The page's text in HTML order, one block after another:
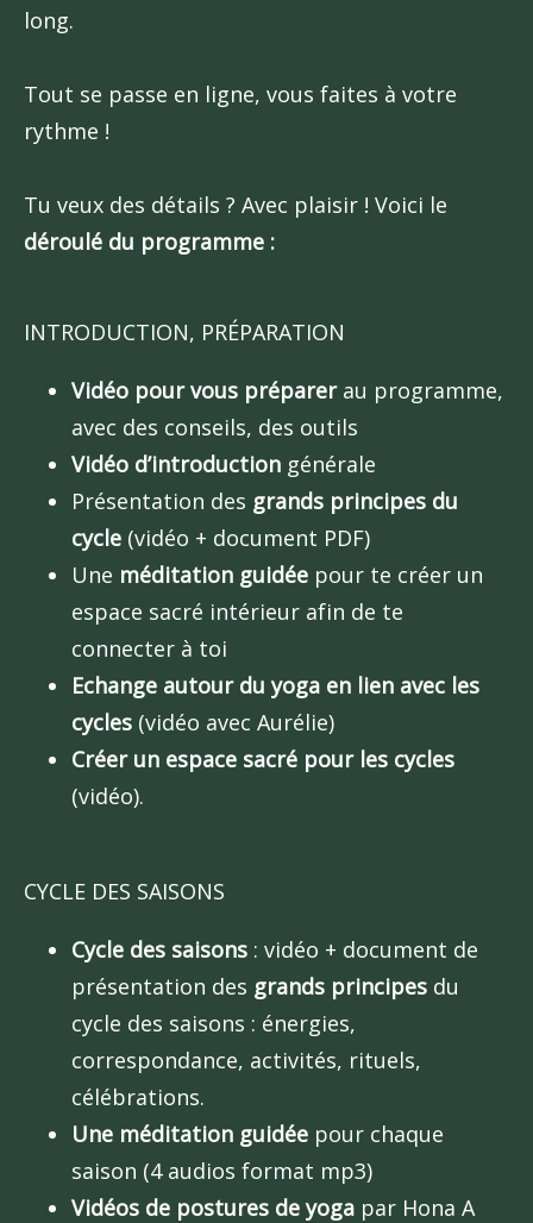
long.
Tout se passe en ligne, vous faites à votre
rythme !
Tu veux des détails ? Avec plaisir ! Voici le
déroulé du programme :
INTRODUCTION, PRÉPARATION
Vidéo pour vous préparerau programme,
avec des conseils, des outils
Vidéo d’introduction générale
Présentation des grands principes du
cycle (vidéo + document PDF)
Une méditation guidée pour te créer un
espace sacré intérieur afin de te
connecter à toi
Echange autour du yoga en lien avec les
cycles (vidéo avec Aurélie)
Créer un espace sacré pour les cycles
(vidéo).
CYCLE DES SAISONS
Cycle des saisons : vidéo + document de
présentation des grands principes du
cycle des saisons : énergies,
correspondance, activités, rituels,
célébrations.
Une méditation guidée pour chaque
saison (4 audios format mp3)
Vidéos de postures de yoga par Hona A